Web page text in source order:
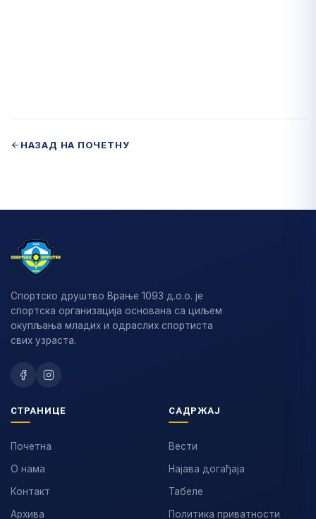
НАЗАД НА ПОЧЕТНУ
Спортско друштво Врање 1093 д.о.о. је
спортска организација основана са циљем
окупљања младих и одраслих спортиста
свих узраста.
СТРАНИЦЕ
Почетна
О нама
Контакт
Архива
САДРЖАЈ
Вести
Најава догађаја
Табеле
Политика приватности